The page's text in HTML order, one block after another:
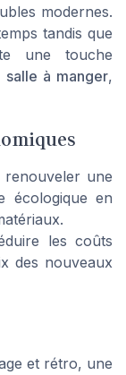
modernes.
tandis que
une touche
salle à manger,
renouveler une
écologique en
les coûts
des nouveaux
et rétro, une